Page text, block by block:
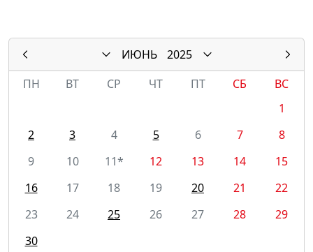
ИЮНЬ
2025
ПН
ВТ СР ЧТ ПТ СБ
ВС
1
2
3 4 5 6 7
8
9
10 11* 12 13 14
15
16
17 18 19 20 21
22
23
24 25 26 27 28
29
30